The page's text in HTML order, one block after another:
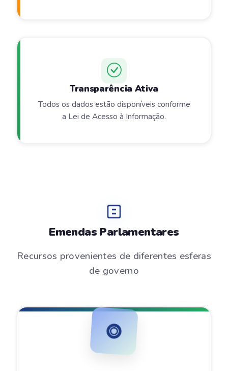
Transparência Ativa
Todos os dados estão disponíveis conforme
a Lei de Acesso à Informação.
Emendas Parlamentares
Recursos provenientes de diferentes esferas
de governo